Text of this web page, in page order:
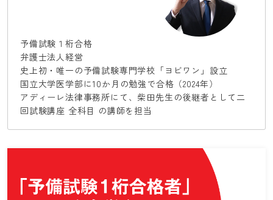
予備試験１桁合格
弁護士法人経営
史上初・唯一の予備試験専門学校「ヨビワン」設立
国立大学医学部に10か月の勉強で合格（2024年）
アディーレ法律事務所にて、柴田先生の後継者として二
回試験講座 全科目 の講師を担当